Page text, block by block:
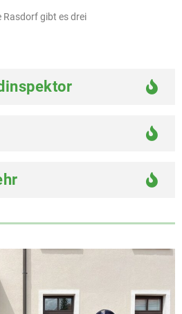
Rasdorf gibt es drei